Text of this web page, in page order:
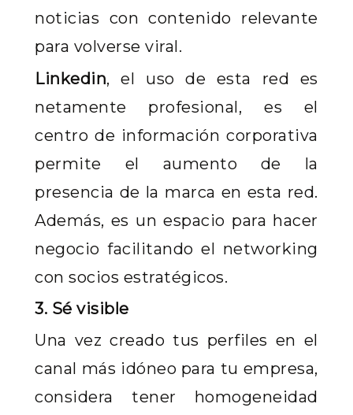
noticias con contenido relevante
para volverse viral.
Linkedin, el uso de esta red es
netamente profesional, es el
centro de información corporativa
permite el aumento de la
presencia de la marca en esta red.
Además, es un espacio para hacer
negocio facilitando el networking
con socios estratégicos.
3. Sé visible
Una vez creado tus perfiles en el
canal más idóneo para tu empresa,
considera tener homogeneidad